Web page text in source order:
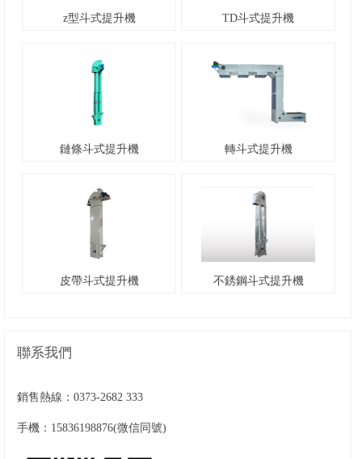
z型斗式提升機 TD斗式提升機
鏈條斗式提升機 轉斗式提升機
皮帶斗式提升機 不銹鋼斗式提升機
聯系我們
銷售熱線： 0373-2682 333
手機：15836198876(微信同號)